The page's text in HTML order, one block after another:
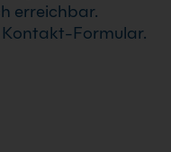
erreichbar.
Formular.